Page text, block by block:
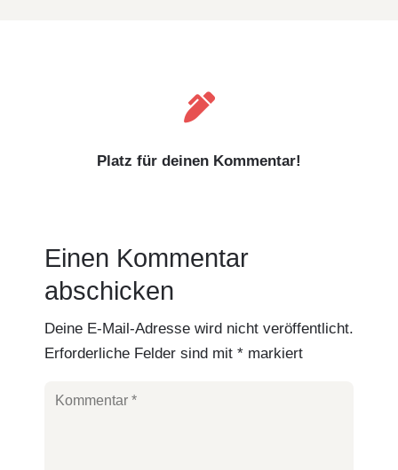

Platz für deinen Kommentar!
Einen Kommentar
abschicken
Deine E-Mail-Adresse wird nicht veröffentlicht.
Erforderliche Felder sind mit * markiert